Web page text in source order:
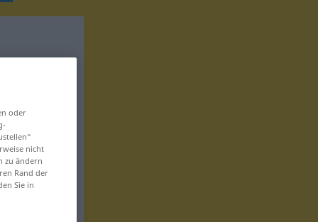
oder
nicht
zu ändern
Rand der
Sie in